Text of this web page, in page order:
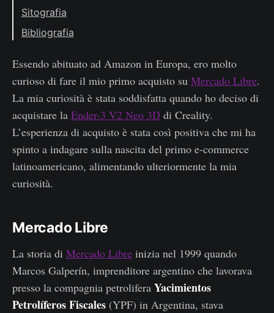
Sitografia
Bibliografia
Essendo abituato ad Amazon in Europa, ero molto
curioso di fare il mio primo acquisto su Mercado Libre.
La mia curiosità è stata soddisfatta quando ho deciso di
acquistare la Ender-3 V2 Neo 3D di Creality.
L’esperienza di acquisto è stata così positiva che mi ha
spinto a indagare sulla nascita del primo e-commerce
latinoamericano, alimentando ulteriormente la mia
curiosità.
Mercado Libre
La storia di Mercado Libre inizia nel 1999 quando
Marcos Galperín, imprenditore argentino che lavorava
presso la compagnia petrolifera Yacimientos
Petrolíferos Fiscales (YPF) in Argentina, stava